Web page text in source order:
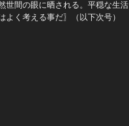
世間の眼に晒される。平穏な生活
く考える事だ〗（以下次号）